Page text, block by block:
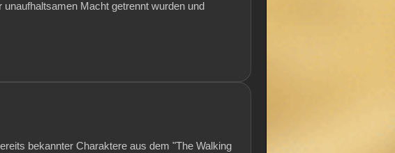
Macht getrennt wurden und
bekannter Charaktere aus dem "The Walking